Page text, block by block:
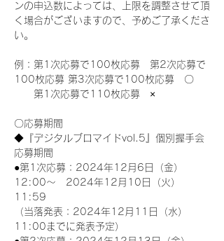
ンの申込数によっては、上限を調整させて頂
く場合がございますので、予めご了承くださ
い。
例：第1次応募で100枚応募　第2次応募で
100枚応募 第3次応募で100枚応募　〇
第1次応募で110枚応募　×
〇応募期間
◆『デジタルブロマイドvol.5』個別握手会
応募期間
●第1次応募：2024年12月6日（金）
12:00～　2024年12月10日（火）
11:59
（当落発表：2024年12月11日（水）
11:00までに発表予定）